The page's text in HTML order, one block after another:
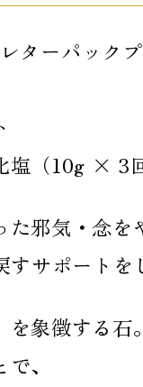
ターパックプ
塩（10g × 3
邪気・念を
サポートを
象徴する石。
、